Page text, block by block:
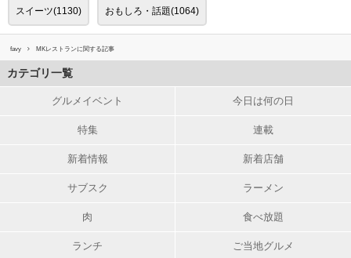
スイーツ(1130) おもしろ・話題(1064)
favy MKレストランに関する記事
カテゴリ一覧
グルメイベント 今日は何の日
特集 連載
新着情報 新着店舗
サブスク ラーメン
肉 食べ放題
ランチ ご当地グルメ